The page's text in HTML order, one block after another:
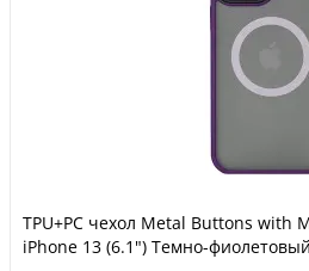
TPU+PC чехол Metal Buttons with
iPhone 13 (6.1") Темно-